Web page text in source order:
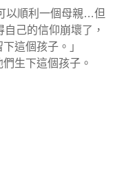
以順利一個母親…但
己的信仰崩壞了，
這個孩子。」
生下這個孩子。